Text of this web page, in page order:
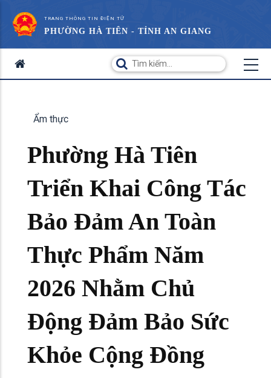
TRANG THÔNG TIN ĐIỆN TỬ
PHƯỜNG HÀ TIÊN - TỈNH AN GIANG
Ẩm thực
Phường Hà Tiên
Triển Khai Công Tác
Bảo Đảm An Toàn
Thực Phẩm Năm
2026 Nhằm Chủ
Động Đảm Bảo Sức
Khỏe Cộng Đồng